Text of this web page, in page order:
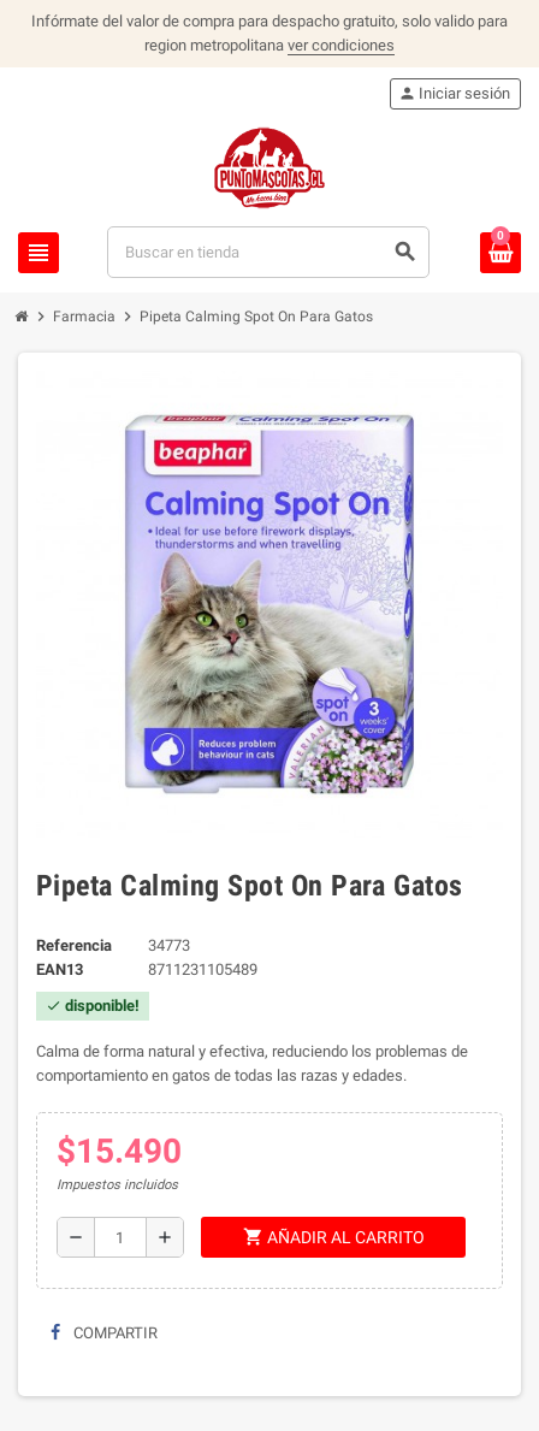
Infórmate del valor de compra para despacho gratuito, solo valido para
region metropolitana ver condiciones
view_headline search
person Iniciar sesión
0
chevron_right Farmacia chevron_right Pipeta Calming Spot On Para Gatos
Pipeta Calming Spot On Para Gatos
Referencia
34773
EAN13
8711231105489
check disponible!
Calma de forma natural y efectiva, reduciendo los problemas de
comportamiento en gatos de todas las razas y edades.
$15.490
Impuestos incluidos
remove add shopping_cart AÑADIR AL CARRITO
COMPARTIR